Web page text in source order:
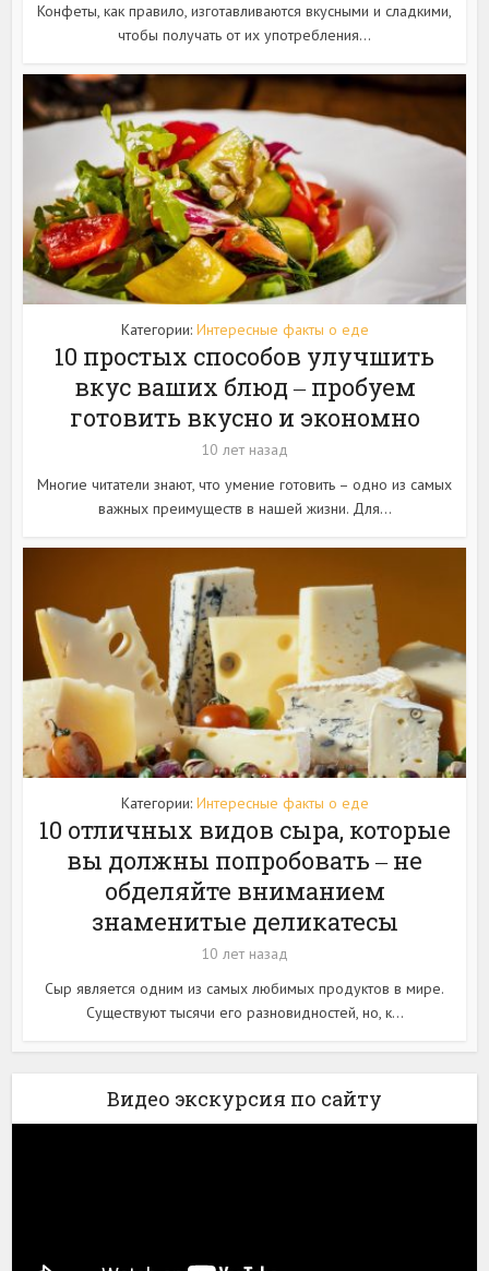
Конфеты, как правило, изготавливаются вкусными и сладкими,
чтобы получать от их употребления...
Категории: Интересные факты о еде
10 простых способов улучшить
вкус ваших блюд ‒ пробуем
готовить вкусно и экономно
10 лет назад
Многие читатели знают, что умение готовить – одно из самых
важных преимуществ в нашей жизни. Для...
Категории: Интересные факты о еде
10 отличных видов сыра, которые
вы должны попробовать ‒ не
обделяйте вниманием
знаменитые деликатесы
10 лет назад
Сыр является одним из самых любимых продуктов в мире.
Существуют тысячи его разновидностей, но, к...
Видео экскурсия по сайту